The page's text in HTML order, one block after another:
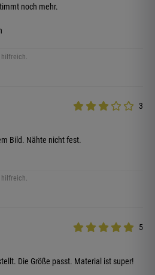
noch mehr.
hilfreich.
3
Bild. Nähte nicht fest.
hilfreich.
5
Die Größe passt. Material ist super!